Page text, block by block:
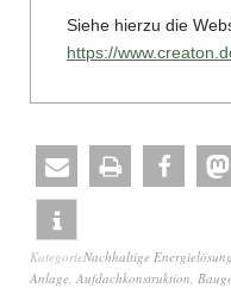
Siehe hierzu die
https://
KategorieNachhaltige
Anlage, Aufdachkonstruktion,